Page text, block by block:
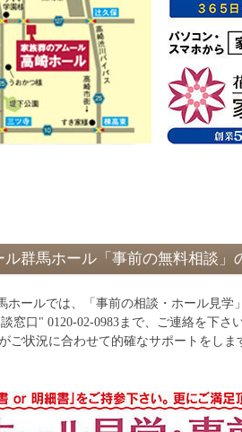
群馬ホール「事前の無料相談」
ホールでは、「事前の相談・ホール見学
窓口" 0120-02-0983まで、ご連絡を下さ
ご状況に合わせて的確なサポートをしま